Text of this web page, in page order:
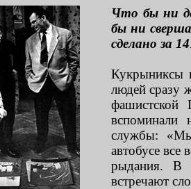
Что бы ни
бы ни
сделано за
Кукрыниксы
людей сразу
вспоминали
службы:
автобусе все
рыдания. В
встречают